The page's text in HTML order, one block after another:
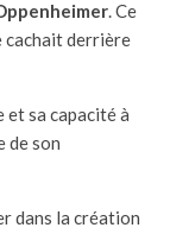
. Ce
cachait derrière
sa capacité à
de son
dans la création